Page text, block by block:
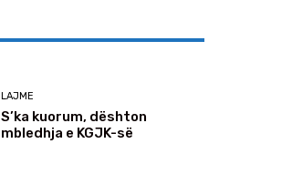
LAJME
S’ka kuorum, dështon
mbledhja e KGJK-së